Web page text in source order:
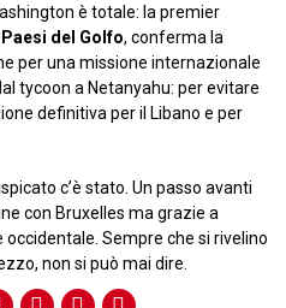
è totale: la premier
del Golfo, conferma la
per una missione internazionale
tycoon a Netanyahu: per evitare
definitiva per il Libano e per
c’è stato. Un passo avanti
con Bruxelles ma grazie a
Sempre che si rivelino
non si può mai dire.